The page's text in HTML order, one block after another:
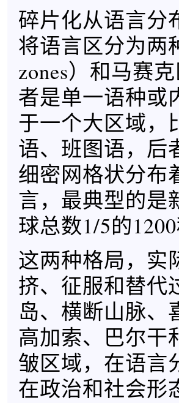
碎片化从语言分
将语言区分为两
zones）和马赛
者是单一语种或
于一个大区域，
语、班图语，后
细密网格状分布
言，最典型的是
球总数1/5的1200
这两种格局，实
挤、征服和替代
岛、横断山脉、
高加索、巴尔干
皱区域，在语言
在政治和社会形